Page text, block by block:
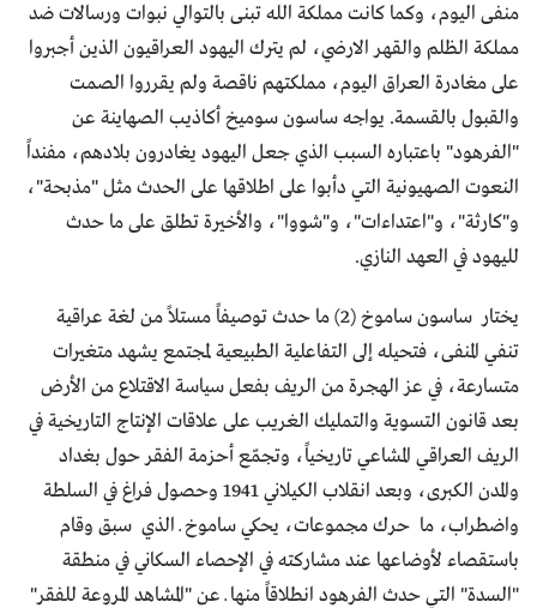
منفى اليوم، وكما كانت مملكة الله تبنى بالتوالي نبوات ورسالات ضد
مملكة الظلم والقهر الارضي، لم يترك اليهود العراقيون الذين أجبروا
على مغادرة العراق اليوم، مملكتهم ناقصة ولم يقرروا الصمت
والقبول بالقسمة. يواجه ساسون سوميخ أكاذيب الصهاينة عن
"الفرهود" باعتباره السبب الذي جعل اليهود يغادرون بلادهم، مفنداً
النعوت الصهيونية التي دأبوا على اطلاقها على الحدث مثل "مذبحة"،
و"كارثة"، و"اعتداءات"، و"شووا"، والأخيرة تطلق على ما حدث
لليهود في العهد النازي.
يختار ساسون ساموخ (2) ما حدث توصيفاً مستلاً من لغة عراقية
تنفي المنفى، فتحيله إلى التفاعلية الطبيعية لمجتمع يشهد متغيرات
متسارعة، في عز الهجرة من الريف بفعل سياسة الاقتلاع من الأرض
بعد قانون التسوية والتمليك الغريب على علاقات الإنتاج التاريخية في
الريف العراقي المشاعي تاريخياً، وتجمّع أحزمة الفقر حول بغداد
والمدن الكبرى، وبعد انقلاب الكيلاني 1941 وحصول فراغ في السلطة
واضطراب، ما حرك مجموعات، يحكي ساموخ ــ الذي سبق وقام
باستقصاء لأوضاعها عند مشاركته في الإحصاء السكاني في منطقة
"السدة" التي حدث الفرهود انطلاقاً منها ــ عن "المشاهد المروعة للفقر"